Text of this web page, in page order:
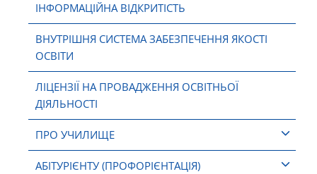
ІНФОРМАЦІЙНА ВІДКРИТІСТЬ
ВНУТРІШНЯ СИСТЕМА ЗАБЕЗПЕЧЕННЯ ЯКОСТІ
ОСВІТИ
ЛІЦЕНЗІЇ НА ПРОВАДЖЕННЯ ОСВІТНЬОЇ
ДІЯЛЬНОСТІ
ПРО УЧИЛИЩЕ
АБІТУРІЄНТУ (ПРОФОРІЄНТАЦІЯ)